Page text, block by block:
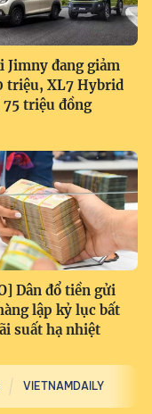
Jimny đang giảm
triệu, XL7 Hybrid
75 triệu đồng
Dân đổ tiền gửi
lập kỷ lục bất
suất hạ nhiệt
VIETNAMDAILY